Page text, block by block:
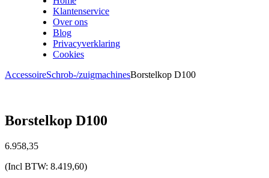
Klantenservice
Over ons
Blog
Privacyverklaring
Cookies
AccessoireSchrob-/zuigmachinesBorstelkop D100
Borstelkop D100
6.958,35
(Incl BTW: 8.419,60)